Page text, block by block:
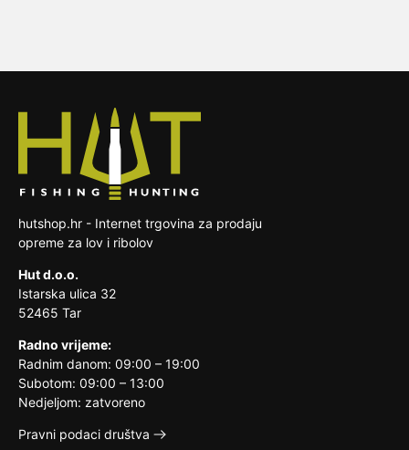
hutshop.hr - Internet trgovina za prodaju
opreme za lov i ribolov
Hut d.o.o.
Istarska ulica 32
52465 Tar
Radno vrijeme:
Radnim danom: 09:00 – 19:00
Subotom: 09:00 – 13:00
Nedjeljom: zatvoreno
Pravni podaci društva